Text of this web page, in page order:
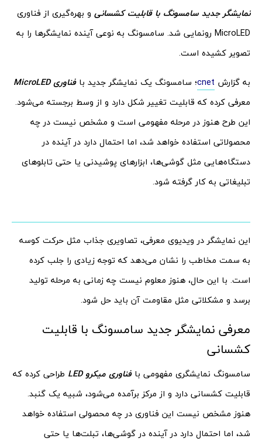
نمایشگر جدید سامسونگ با قابلیت کشسانی و بهره‌گیری از فناوری
MicroLED رونمایی شد. سامسونگ به نوعی آینده نمایشگرها را به
تصویر کشیده است.
به گزارش cnet؛ سامسونگ یک نمایشگر جدید بافناوری MicroLED
معرفی کرده که قابلیت تغییر شکل دارد و از وسط برجسته می‌شود.
این طرح هنوز در مرحله مفهومی است و مشخص نیست در چه
محصولاتی استفاده خواهد شد، اما احتمال دارد در آینده در
دستگاه‌هایی مثل گوشی‌ها، ابزارهای پوشیدنی یا حتی تابلوهای
تبلیغاتی به کار گرفته شود.
این نمایشگر در ویدیوی معرفی، تصاویری جذاب مثل حرکت کوسه
به سمت مخاطب را نشان می‌دهد که توجه زیادی را جلب کرده
است. با این حال، هنوز معلوم نیست چه زمانی به مرحله تولید
برسد و مشکلاتی مثل مقاومت آن باید حل شود.
معرفی نمایشگر جدید سامسونگ با قابلیت
کشسانی
سامسونگ نمایشگری مفهومی بافناوری میکرو LED
طراحی کرده که
قابلیت کشسانی دارد و از مرکز برآمده می‌شود، شبیه یک گنبد.
هنوز مشخص نیست این فناوری در چه محصولی استفاده خواهد
شد، اما احتمال دارد در آینده در گوشی‌ها، تبلت‌ها یا حتی